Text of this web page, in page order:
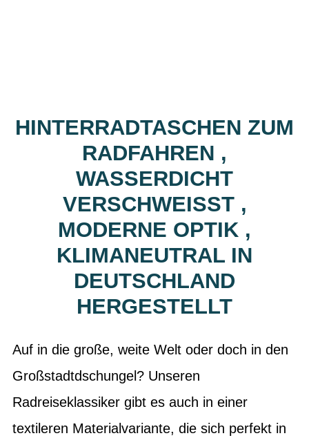
HINTERRADTASCHEN ZUM
RADFAHREN ,
WASSERDICHT
VERSCHWEISST , M
ODERNE OPTIK , K
LIMANEUTRAL IN D
EUTSCHLAND H
ERGESTELLT
Auf in die große, weite Welt oder doch in den
Großstadtdschungel? Unseren
Radreiseklassiker gibt es auch in einer
textileren Materialvariante, die sich perfekt in